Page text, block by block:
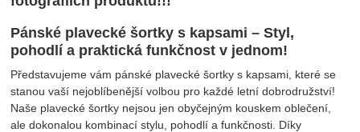
Pánské plavecké šortky s kapsami – Styl,
pohodlí a praktická funkčnost v jednom!
Představujeme vám pánské plavecké šortky s kapsami, které se
stanou vaší nejoblíbenější volbou pro každé letní dobrodružství!
Naše plavecké šortky nejsou jen obyčejným kouskem oblečení,
ale dokonalou kombinací stylu, pohodlí a funkčnosti. Díky